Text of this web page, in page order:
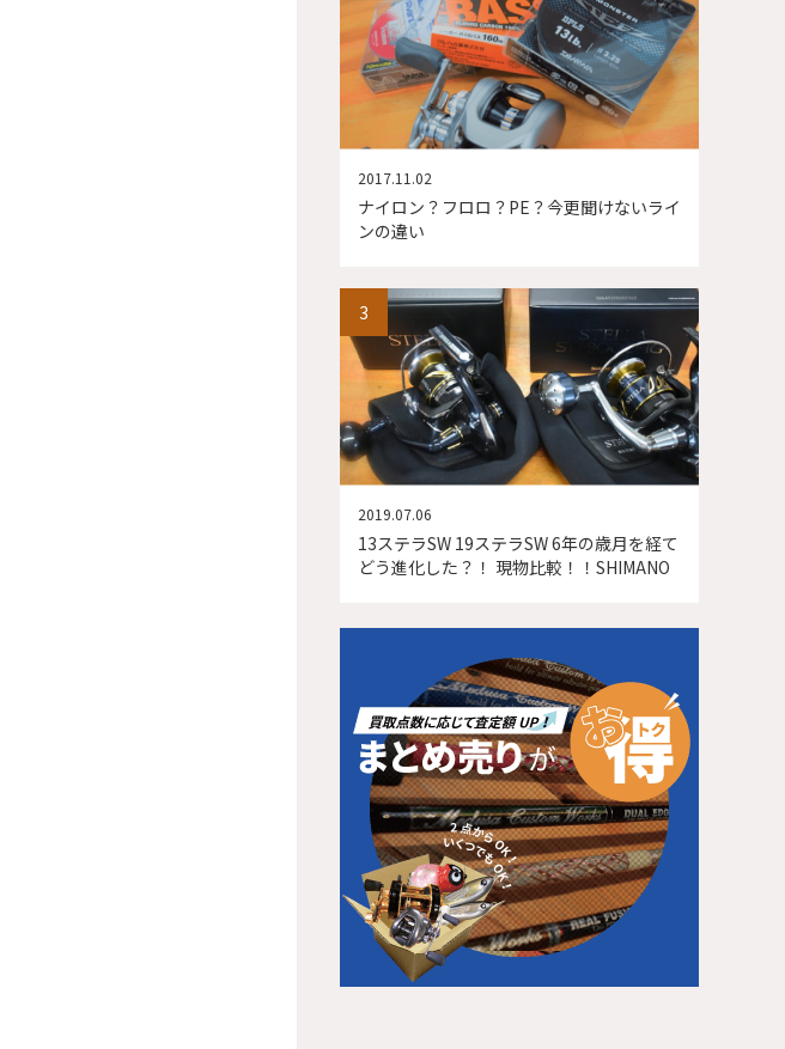
ナイロン？フロロ？PE？今更聞けないライ
ンの違い
2017.11.02
13ステラSW 19ステラSW 6年の歳月を経て
どう進化した？！ 現物比較！！SHIMANO
2019.07.06